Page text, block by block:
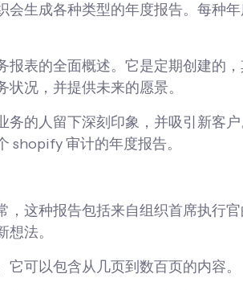
生成各种类型的年度报告。每种
表的全面概述。它是定期创建的
况，并提供未来的愿景。
的人留下深刻印象，并吸引新客
shopify 审计的年度报告。
这种报告包括来自组织首席执行官
法。
可以包含从几页到数百页的内容。